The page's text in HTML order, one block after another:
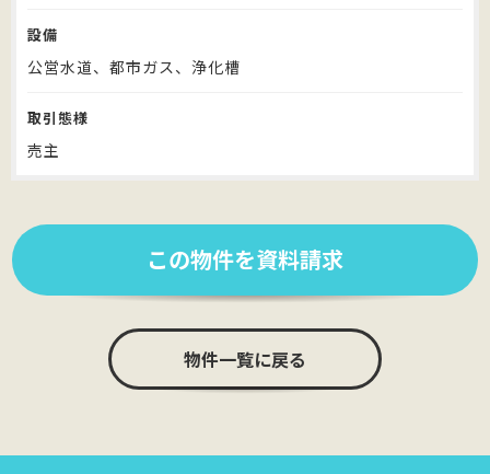
設備
公営水道、都市ガス、浄化槽
取引態様
売主
この物件を資料請求
物件一覧に戻る